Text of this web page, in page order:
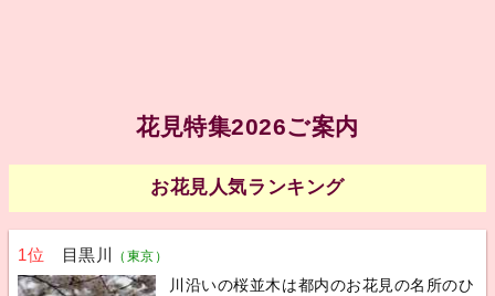
花見特集2026ご案内
お花見人気ランキング
1位 目黒川 （東京）
川沿いの桜並木は都内のお花見の名所のひ